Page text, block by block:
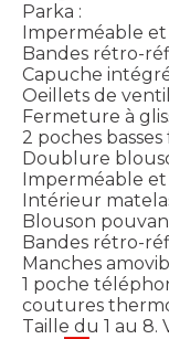
Parka :
Imperméable
Bandes rétro-
Capuche
Oeillets de
Fermeture à
2 poches
Doublure
Imperméable
Intérieur
Blouson
Bandes rétro-
Manches
1 poche
coutures
Taille du 1 au 8.